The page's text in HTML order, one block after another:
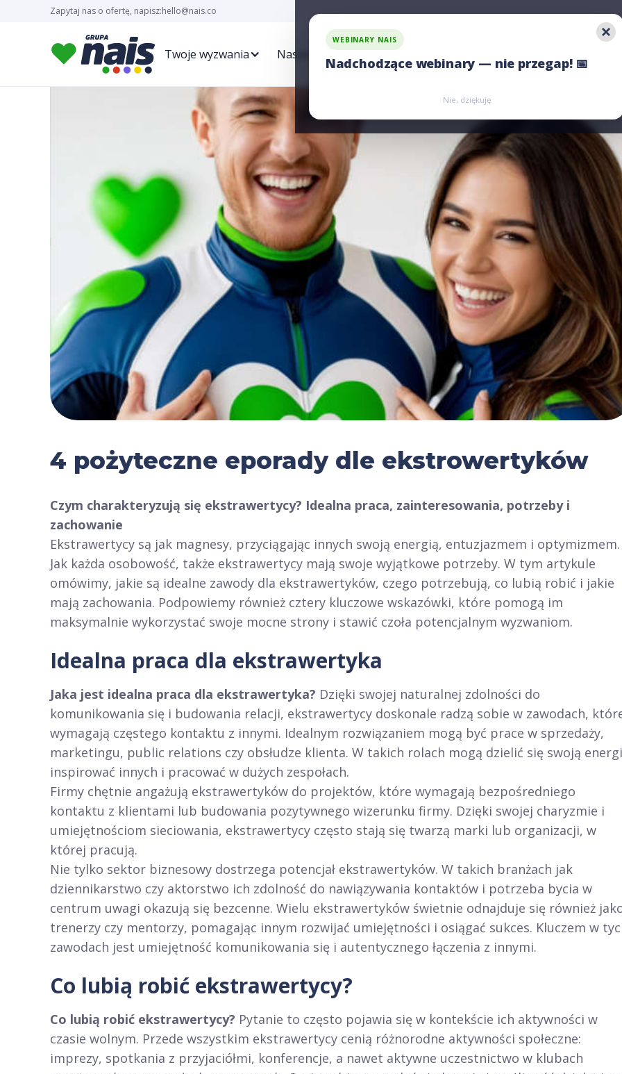
Zapytaj nas o ofertę, napisz:hello@nais.co
Twoje wyzwania Nasze rozwiązania
4 pożyteczne eporady dle ekstrowertyków
Czym charakteryzują się ekstrawertycy? Idealna praca, zainteresowania, potrzeby i
zachowanie
Ekstrawertycy są jak magnesy, przyciągając innych swoją energią, entuzjazmem i optymizmem.
Jak każda osobowość, także ekstrawertycy mają swoje wyjątkowe potrzeby. W tym artykule
omówimy, jakie są idealne zawody dla ekstrawertyków, czego potrzebują, co lubią robić i jakie
mają zachowania. Podpowiemy również cztery kluczowe wskazówki, które pomogą im
maksymalnie wykorzystać swoje mocne strony i stawić czoła potencjalnym wyzwaniom.
Idealna praca dla ekstrawertyka
Jaka jest idealna praca dla ekstrawertyka? Dzięki swojej naturalnej zdolności do
komunikowania się i budowania relacji, ekstrawertycy doskonale radzą sobie w zawodach,
wymagają częstego kontaktu z innymi. Idealnym rozwiązaniem mogą być prace w sprzedaży,
marketingu, public relations czy obsłudze klienta. W takich rolach mogą dzielić się swoją
inspirować innych i pracować w dużych zespołach.
Firmy chętnie angażują ekstrawertyków do projektów, które wymagają bezpośredniego
kontaktu z klientami lub budowania pozytywnego wizerunku firmy. Dzięki swojej charyzmie i
umiejętnościom sieciowania, ekstrawertycy często stają się twarzą marki lub organizacji, w
której pracują.
Nie tylko sektor biznesowy dostrzega potencjał ekstrawertyków. W takich branżach jak
dziennikarstwo czy aktorstwo ich zdolność do nawiązywania kontaktów i potrzeba bycia w
centrum uwagi okazują się bezcenne. Wielu ekstrawertyków świetnie odnajduje się również
trenerzy czy mentorzy, pomagając innym rozwijać umiejętności i osiągać sukces. Kluczem w
zawodach jest umiejętność komunikowania się i autentycznego łączenia z innymi.
Co lubią robić ekstrawertycy?
Co lubią robić ekstrawertycy? Pytanie to często pojawia się w kontekście ich aktywności w
czasie wolnym. Przede wszystkim ekstrawertycy cenią różnorodne aktywności społeczne:
imprezy, spotkania z przyjaciółmi, konferencje, a nawet aktywne uczestnictwo w klubach
WEBINARY NAIS
Nadchodzące webinary — nie przegap! 📅
Zarejestruj się
Zarejestruj się
Nie, dziękuję